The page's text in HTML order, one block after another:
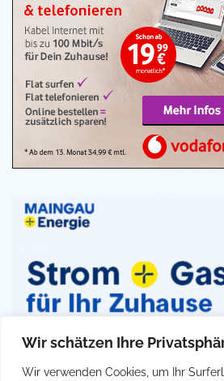
Wir schätzen Ihre
Wir verwenden Cookies, um Ihr